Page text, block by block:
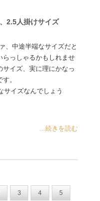
2.5人掛けサイズ
、中途半端なサイズだと
らっしゃるかもしれませ
サイズ、実に理にかなっ
。
サイズなんでしょう
...続きを読む
3 4 5